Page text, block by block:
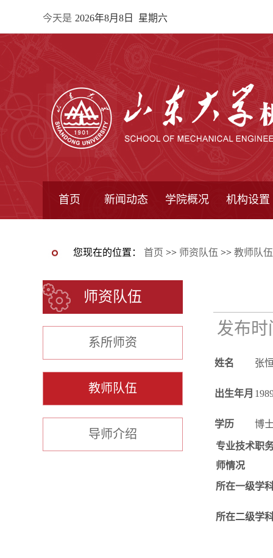
今天是 2026年8月8日 星期六
首页 新闻动态 学院概况 机构设置
您现在的位置： 首页 >> 师资队伍 >> 教师队伍
师资队伍
系所师资
教师队伍
导师介绍
发布
姓名 张
出生年月
学历 博
专业技术职
师情况
所在一级学
所在二级学